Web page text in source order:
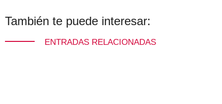
También te puede interesar:
ENTRADAS RELACIONADAS